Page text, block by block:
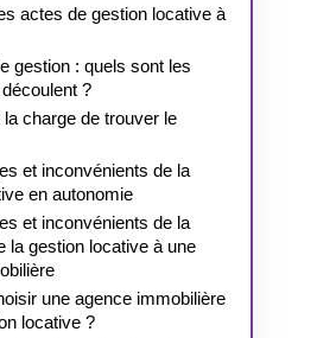
actes de gestion locative à
gestion : quels sont les
?
charge de trouver le
et inconvénients de la
en autonomie
et inconvénients de la
la gestion locative à une
une agence immobilière
locative ?